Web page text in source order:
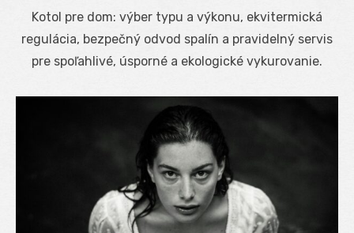
Kotol pre dom: výber typu a výkonu, ekvitermická
regulácia, bezpečný odvod spalín a pravidelný servis
pre spoľahlivé, úsporné a ekologické vykurovanie.